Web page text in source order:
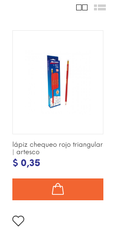
lápiz chequeo rojo triangular
| artesco
$ 0,35